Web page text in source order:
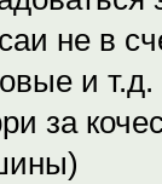
не в
и
за